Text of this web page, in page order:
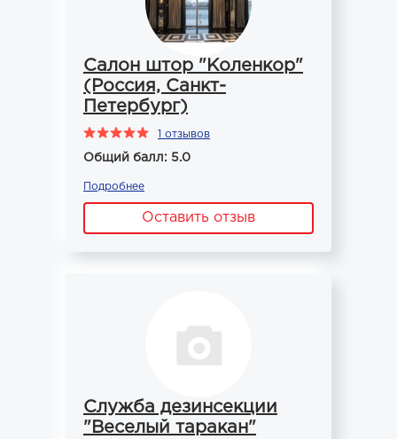
Салон штор "Коленкор"
(Россия, Санкт-
Петербург)
1 отзывов
Общий балл: 5.0
Подробнее
Оставить отзыв
Служба дезинсекции
"Веселый таракан"